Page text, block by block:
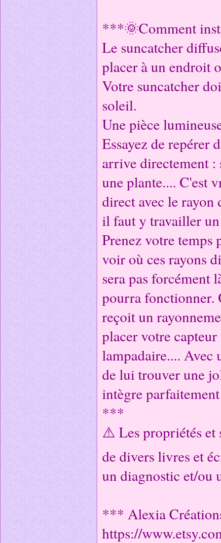
***🌞Comment
Le suncatcher
placer à un endroit
Votre suncatcher
soleil.
Une pièce
Essayez de repérer
arrive directement
une plante.... C'est
direct avec le rayon
il faut y travailler
Prenez votre
voir où ces rayons
sera pas forcément
pourra fonctionner.
reçoit un
placer votre
lampadaire.... Avec
de lui trouver une
intègre
***
⚠️ Les propriétés et
de divers livres et
un diagnostic et/ou
*** Alexia
https://